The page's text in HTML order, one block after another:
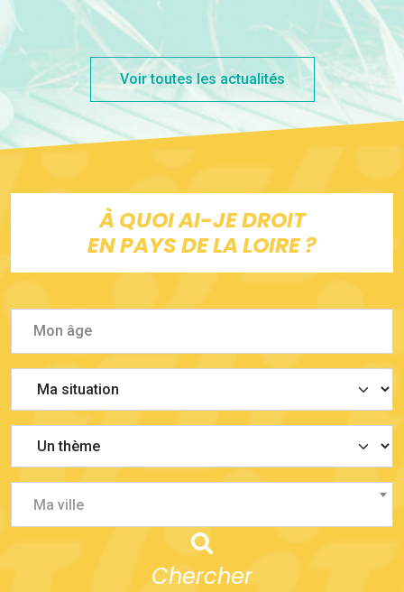
Voir toutes les actualités
À QUOI AI-JE DROIT
EN PAYS DE LA LOIRE ?
Ma ville
Chercher